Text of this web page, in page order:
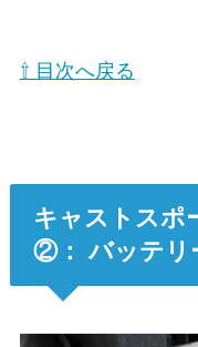
⇧ 目次へ戻る
キャストスポ
②： バッテリ